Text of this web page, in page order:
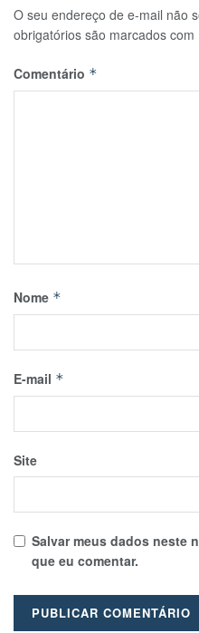
O seu endereço de e-mail não
obrigatórios são marcados com
Comentário *
Nome *
E-mail *
Site
Salvar meus dados neste
que eu comentar.